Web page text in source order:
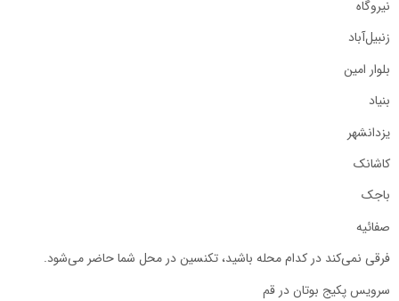
نیروگاه
زنبیل‌آباد
بلوار امین
بنیاد
یزدانشهر
کاشانک
باجک
صفائیه
فرقی نمی‌کند در کدام محله باشید، تکنسین در محل شما حاضر می‌شود.
سرویس پکیج بوتان در قم